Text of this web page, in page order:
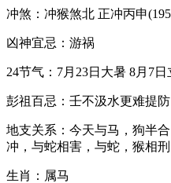
冲煞：冲猴煞北 正冲丙申
凶神宜忌：游祸
24节气：7月23日大暑 8月7日
彭祖百忌：壬不汲水更难提
地支关系：今天与马，狗半
冲，与蛇相害，与蛇，猴相刑
生肖：属马